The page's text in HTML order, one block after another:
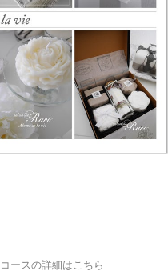
ースの詳細はこちら